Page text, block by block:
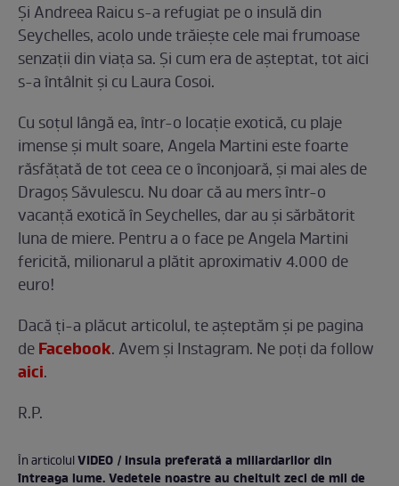
Şi Andreea Raicu s-a refugiat pe o insulă din
Seychelles, acolo unde trăieşte cele mai frumoase
senzaţii din viaţa sa. Şi cum era de aşteptat, tot aici
s-a întâlnit şi cu Laura Cosoi.
Cu soţul lângă ea, într-o locaţie exotică, cu plaje
imense şi mult soare, Angela Martini este foarte
răsfăţată de tot ceea ce o înconjoară, şi mai ales de
Dragoş Săvulescu. Nu doar că au mers într-o
vacanţă exotică în Seychelles, dar au şi sărbătorit
luna de miere. Pentru a o face pe Angela Martini
fericită, milionarul a plătit aproximativ 4.000 de
euro!
Dacă ţi-a plăcut articolul, te așteptăm și pe pagina
deFacebook. Avem și Instagram. Ne poți da follow
aici.
R.P.
În articolulVIDEO / Insula preferată a miliardarilor din
întreaga lume. Vedetele noastre au cheltuit zeci de mii de